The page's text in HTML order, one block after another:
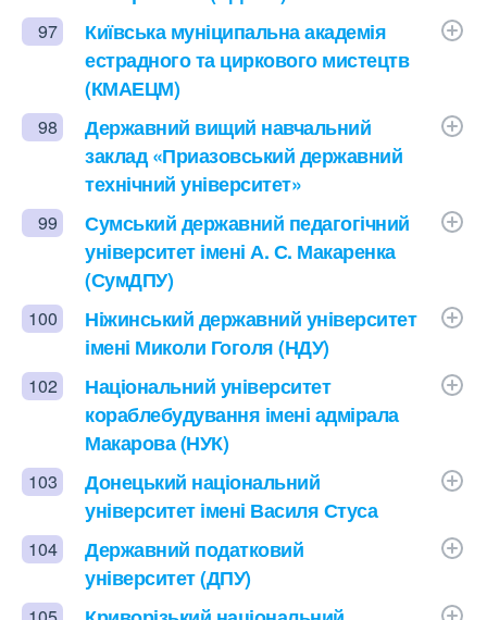
97
Київська муніципальна академія
естрадного та циркового мистецтв
(КМАЕЦМ)
98
Державний вищий навчальний
заклад «Приазовський державний
технічний університет»
99
Сумський державний педагогічний
університет імені А. С. Макаренка
(СумДПУ)
100
Ніжинський державний університет
імені Миколи Гоголя (НДУ)
102
Національний університет
кораблебудування імені адмірала
Макарова (НУК)
103
Донецький національний
університет імені Василя Стуса
104
Державний податковий
університет (ДПУ)